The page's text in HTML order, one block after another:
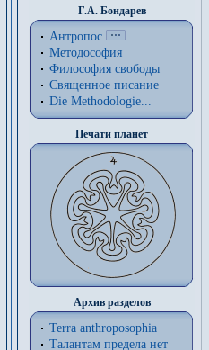
Г.А. Бондарев
Антропос
Методософия
Философия cвободы
Священное писание
Die Methodologie...
Печати планет
Архив разделов
Terra anthroposophia
Талантам предела нет